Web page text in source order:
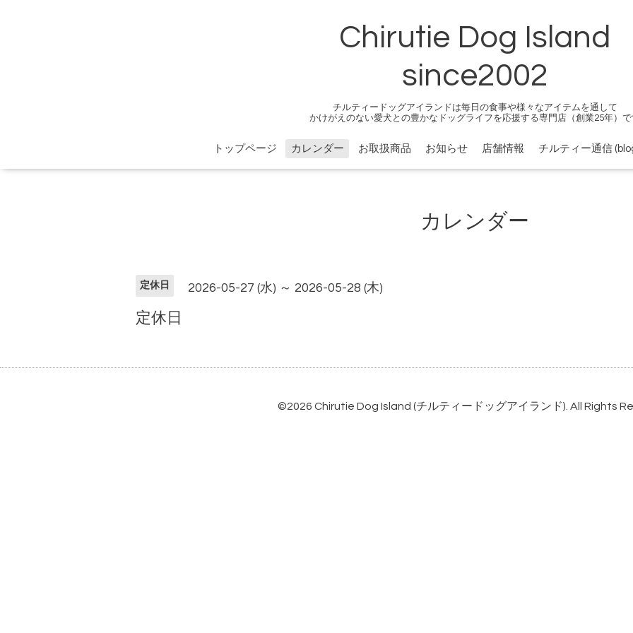
Chirutie Dog Island
since2002
チルティードッグアイランドは毎日の食事や様々なアイテムを通して
かけがえのない愛犬との豊かなドッグライフを応援する専門店（創業25年）で
トップページ カレンダー お取扱商品 お知らせ 店舗情報 チルティー通信
カレンダー
定休日 2026-05-27 (水) ～ 2026-05-28 (木)
定休日
©2026 Chirutie Dog Island (チルティードッグアイランド). All Rights